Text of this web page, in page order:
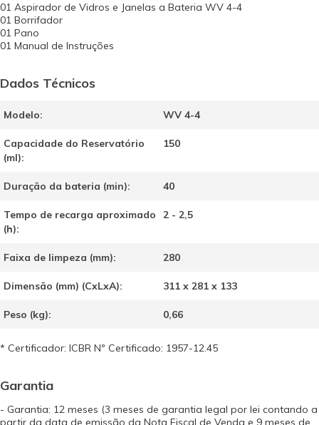
01 Aspirador de Vidros e Janelas a Bateria WV 4-4
01 Borrifador
01 Pano
01 Manual de Instruções
Dados Técnicos
Modelo: WV 4-4
Capacidade do Reservatório
(ml):
150
Duração da bateria (min): 40
Tempo de recarga aproximado
(h):
2 - 2,5
Faixa de limpeza (mm): 280
Dimensão (mm) (CxLxA): 311 x 281 x 133
Peso (kg): 0,66
* Certificador: ICBR Nº Certificado: 1957-12.45
Garantia
- Garantia: 12 meses (3 meses de garantia legal por lei contando a
partir da data de emissão da Nota Fiscal de Venda e 9 meses de